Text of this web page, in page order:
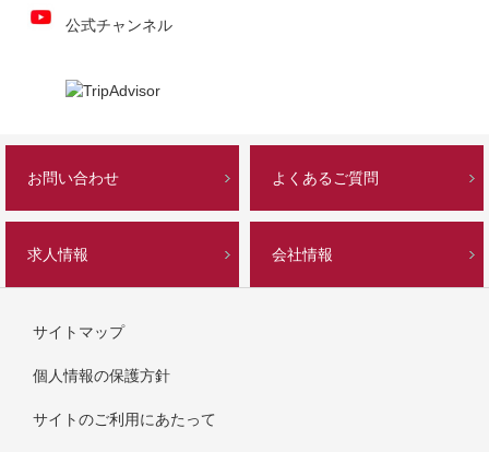
公式チャンネル
お問い合わせ よくあるご質問
求人情報 会社情報
サイトマップ
個人情報の保護方針
サイトのご利用にあたって